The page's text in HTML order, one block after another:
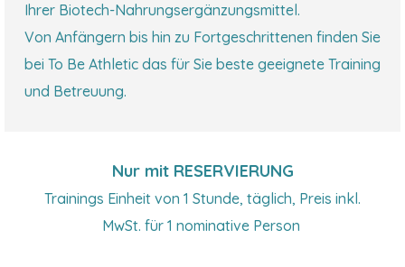
Ihrer Biotech-Nahrungsergänzungsmittel.
Von Anfängern bis hin zu Fortgeschrittenen finden Sie
bei To Be Athletic das für Sie beste geeignete Training
und Betreuung.
Nur mit RESERVIERUNG
Trainings Einheit von 1 Stunde, täglich, Preis inkl.
MwSt. für 1 nominative Person